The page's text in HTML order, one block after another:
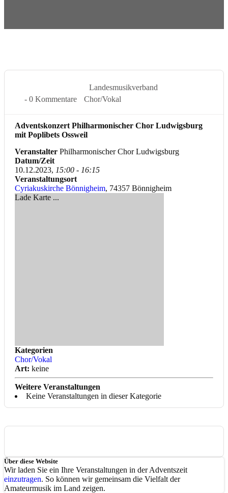
Landesmusikverband
- 0 Kommentare
Chor/Vokal
Adventskonzert Philharmonischer Chor Ludwigsburg
mit Poplibets Ossweil
Veranstalter Philharmonischer Chor Ludwigsburg
Datum/Zeit
10.12.2023, 15:00 - 16:15
Veranstaltungsort
Cyriakuskirche Bönnigheim, 74357 Bönnigheim
Lade Karte ...
Kategorien
Chor/Vokal
Art: keine
Weitere Veranstaltungen
Keine Veranstaltungen in dieser Kategorie
Über diese Website
Wir laden Sie ein Ihre Veranstaltungen in der Adventszeit
einzutragen. So können wir gemeinsam die Vielfalt der
Amateurmusik im Land zeigen.